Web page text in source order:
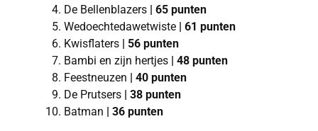
De Bellenblazers | 65 punten
Wedoechtedawetwiste | 61 punten
Kwisflaters | 56 punten
Bambi en zijn hertjes | 48 punten
Feestneuzen | 40 punten
De Prutsers | 38 punten
Batman | 36 punten